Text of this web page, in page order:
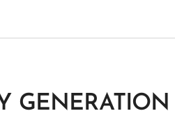
GENERATION